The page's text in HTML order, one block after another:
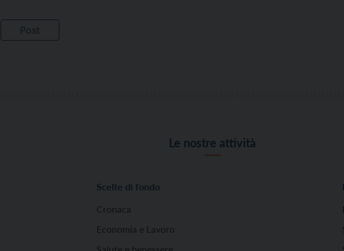
Le nostre attività
Scelte di fondo
Cronaca
Economia e Lavoro